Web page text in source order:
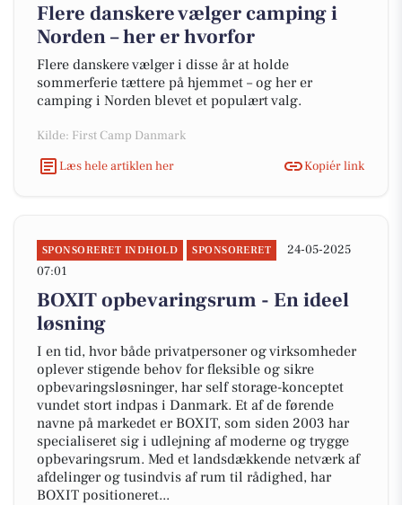
Flere danskere vælger camping i
Norden – her er hvorfor
Flere danskere vælger i disse år at holde
sommerferie tættere på hjemmet – og her er
camping i Norden blevet et populært valg.
Kilde: First Camp Danmark
Læs hele artiklen her
Kopiér link
SPONSORERET INDHOLD SPONSORERET
24-05-2025
07:01
BOXIT opbevaringsrum - En ideel
løsning
I en tid, hvor både privatpersoner og virksomheder
oplever stigende behov for fleksible og sikre
opbevaringsløsninger, har self storage-konceptet
vundet stort indpas i Danmark. Et af de førende
navne på markedet er BOXIT, som siden 2003 har
specialiseret sig i udlejning af moderne og trygge
opbevaringsrum. Med et landsdækkende netværk af
afdelinger og tusindvis af rum til rådighed, har
BOXIT positioneret...